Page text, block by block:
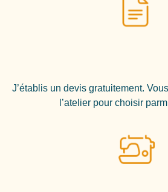
J’établis un devis gratuitement.
l’atelier pour choisir